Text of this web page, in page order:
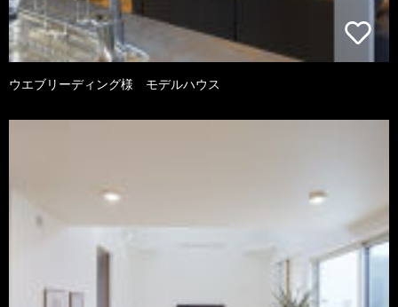
ウエブリーディング様 モデルハウス